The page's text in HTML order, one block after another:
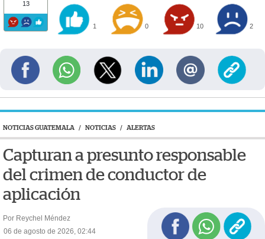
13
1 0 10 2
NOTICIAS GUATEMALA / NOTICIAS / ALERTAS
Capturan a presunto responsable
del crimen de conductor de
aplicación
Por Reychel Méndez
06 de agosto de 2026, 02:44